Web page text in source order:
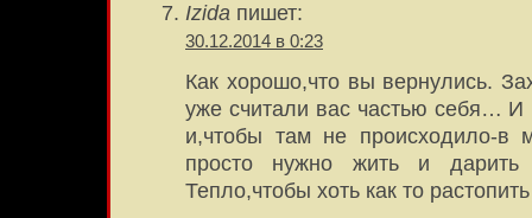
Izida пишет:
30.12.2014 в 0:23
Как хорошо,что вы вернулись.
уже считали вас частью себя… И
и,чтобы там не происходило-в
просто нужно жить и
Тепло,чтобы хоть как то